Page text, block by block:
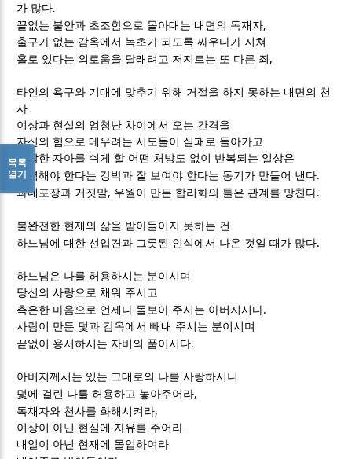
가 많다
끝없는 불안과 초조함으로 몰아대는 내면의 독재자,
출구가 없는 감옥에서 녹초가 되도록 싸우다가 지쳐
홀로 있다는 외로움을 달래려고 저지르는 또 다른 죄 ,
타인의 욕구와 기대에 맞추기 위해 거절을 하지 못하는 내면의 천
사
이상과 현실의 엄청난 차이에서 오는 간격을
자신의 힘으로 메우려는 시도들이 실패로 돌아가고
참담한 자아를 쉬게 할 어떤 처방도 없이 반복되는 일상은
완벽해야 한다는 강박과 잘 보여야 한다는 동기가 만들어 낸다.
과대포장과 거짓말, 우월이 만든 합리화의 틀은 관계를 망친다.
불완전한 현재의 삶을 받아들이지 못하는 건
하느님에 대한 선입견과 그릇된 인식에서 나온 것일 때가 많다.
하느님은 나를 허용하시는 분이시며
당신의 사랑으로 채워 주시고
측은한 마음으로 언제나 돌보아 주시는 아버지시다.
사람이 만든 덫과 감옥에서 빼내 주시는 분이시며
끝없이 용서하시는 자비의 품이시다.
아버지께서는 있는 그대로의 나를 사랑하시니
덫에 걸린 나를 허용하고 놓아주어라,
독재자와 천사를 화해시켜라,
이상이 아닌 현실에 자유를 주어라
내일이 아닌 현재에 몰입하여라
목록
열기